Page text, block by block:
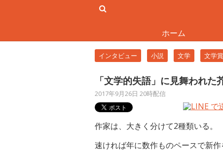
ホーム
インタビュー 小説 文学 文学賞
「文学的失語」に見舞われ
2017年9月26日 20時配信
作家は、大きく分けて2種類いる。
速ければ年に数作ものペースで新